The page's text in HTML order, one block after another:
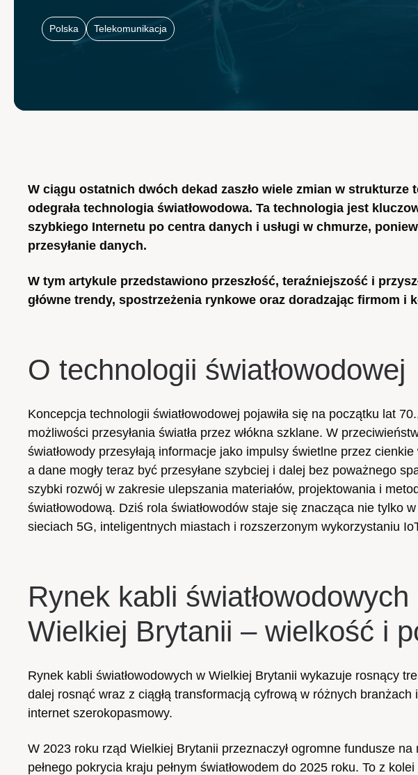
Polska Telekomunikacja
W ciągu ostatnich dwóch dekad zaszło wiele zmian w
odegrała technologia światłowodowa. Ta technologia jest
szybkiego Internetu po centra danych i usługi w chmurze,
przesyłanie danych.
W tym artykule przedstawiono przeszłość, teraźniejszość i
główne trendy, spostrzeżenia rynkowe oraz doradzając firmom i
O technologii światłowodowej
Koncepcja technologii światłowodowej pojawiła się na początku lat
możliwości przesyłania światła przez włókna szklane. W
światłowody przesyłają informacje jako impulsy świetlne przez
a dane mogły teraz być przesyłane szybciej i dalej bez poważnego
szybki rozwój w zakresie ulepszania materiałów, projektowania i
światłowodową. Dziś rola światłowodów staje się znacząca nie tylko
sieciach 5G, inteligentnych miastach i rozszerzonym wykorzystaniu
Rynek kabli światłowodowych
Wielkiej Brytanii – wielkość i
Rynek kabli światłowodowych w Wielkiej Brytanii wykazuje rosnący
dalej rosnąć wraz z ciągłą transformacją cyfrową w różnych
internet szerokopasmowy.
W 2023 roku rząd Wielkiej Brytanii przeznaczył ogromne fundusze
pełnego pokrycia kraju pełnym światłowodem do 2025 roku. To z